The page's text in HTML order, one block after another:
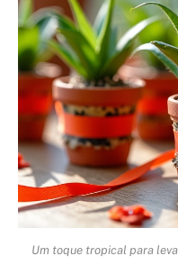
Um toque tropical para